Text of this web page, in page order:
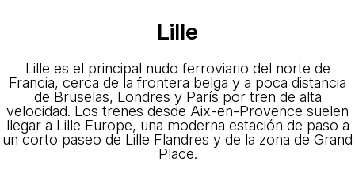
Lille
Lille es el principal nudo ferroviario del norte de
Francia, cerca de la frontera belga y a poca distancia
de Bruselas, Londres y París por tren de alta
velocidad. Los trenes desde Aix-en-Provence suelen
llegar a Lille Europe, una moderna estación de paso a
un corto paseo de Lille Flandres y de la zona de Grand
Place.